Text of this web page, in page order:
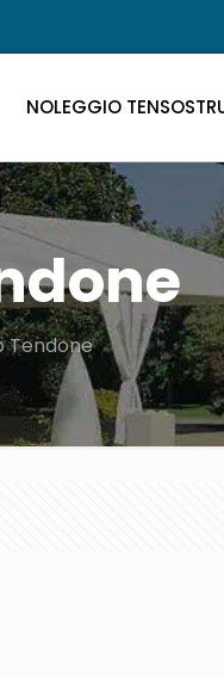
NOLEGGIO
Tendone